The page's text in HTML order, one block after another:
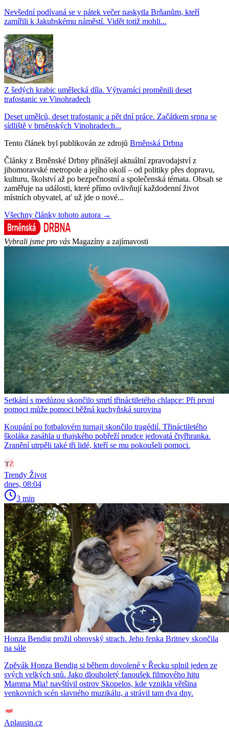
Nevšední podívaná se v pátek večer naskytla Brňanům, kteří
zamířili k Jakubskému náměstí. Vidět totiž mohli...
Z šedých krabic umělecká díla. Výtvarníci proměnili deset
trafostanic ve Vinohradech
Deset umělců, deset trafostanic a pět dní práce. Začátkem srpna se
sídliště v brněnských Vinohradech...
Tento článek byl publikován ze zdrojů Brněnská Drbna
Články z Brněnské Drbny přinášejí aktuální zpravodajství z
jihomoravské metropole a jejího okolí – od politiky přes dopravu,
kulturu, školství až po bezpečnostní a společenská témata. Obsah se
zaměřuje na události, které přímo ovlivňují každodenní život
místních obyvatel, ať už jde o nové...
Všechny články tohoto autora →
Vybrali jsme pro vás Magazíny a zajímavosti
Setkání s medúzou skončilo smrtí třináctiletého chlapce: Při první
pomoci může pomoci běžná kuchyňská surovina
Koupání po fotbalovém turnaji skončilo tragédií. Třináctiletého
školáka zasáhla u thajského pobřeží prudce jedovatá čtyřhranka.
Zranění utrpěli také tři lidé, kteří se mu pokoušeli pomoci.
Trendy Život
dnes, 08:04
3 min
Honza Bendig prožil obrovský strach. Jeho fenka Britney skončila
na sále
Zpěvák Honza Bendig si během dovolené v Řecku splnil jeden ze
svých velkých snů. Jako dlouholetý fanoušek filmového hitu
Mamma Mia! navštívil ostrov Skopelos, kde vznikla většina
venkovních scén slavného muzikálu, a strávil tam dva dny.
Aplausin.cz